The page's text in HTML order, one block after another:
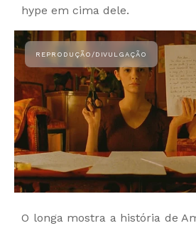
hype em cima dele.
O longa mostra a história de